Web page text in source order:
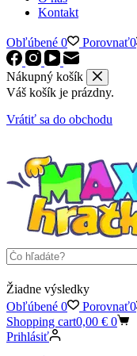
Kontakt
Obľúbené 0 Porovnať0
Nákupný košík
Váš košík je prázdny.
Vrátiť sa do obchodu
Žiadne výsledky
Obľúbené 0 Porovnať0
Shopping cart0,00 € 0
Prihlásiť